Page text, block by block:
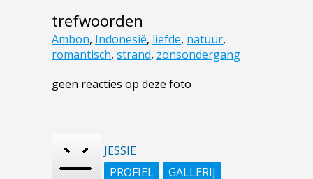
trefwoorden
Ambon, Indonesië, liefde, natuur,
romantisch, strand, zonsondergang
geen reacties op deze foto
JESSIE
PROFIEL
GALLERIJ